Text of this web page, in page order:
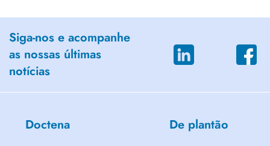
Siga-nos e acompanhe
as nossas últimas
notícias
Doctena De plantão